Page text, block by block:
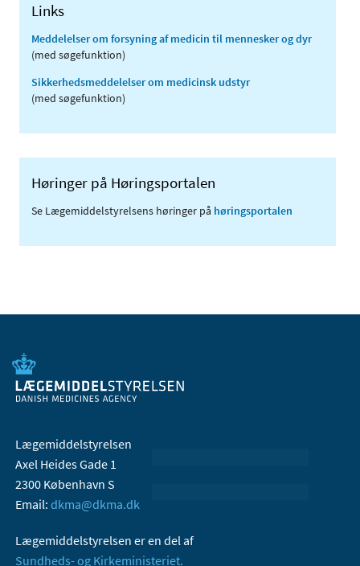
Links
Meddelelser om forsyning af medicin til mennesker og dyr
(med søgefunktion)
Sikkerhedsmeddelelser om medicinsk udstyr
(med søgefunktion)
Høringer på Høringsportalen
Se Lægemiddelstyrelsens høringer på høringsportalen
Lægemiddelstyrelsen
Axel Heides Gade 1
2300 København S
Email: dkma@dkma.dk
Lægemiddelstyrelsen er en del af
Sundheds- og Kirkeministeriet.